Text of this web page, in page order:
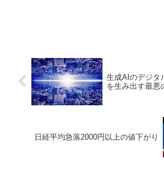
生成AIのデジタ
を生み出す最悪
日経平均急落2000円以上の値下がり